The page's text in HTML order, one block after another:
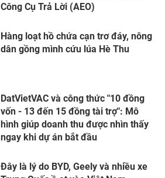
Công Cụ Trả Lời (AEO)
Hàng loạt hồ chứa cạn trơ đáy, nông
dân gồng mình cứu lúa Hè Thu
DatVietVAC và công thức "10 đồng
vốn - 13 đến 15 đồng tài trợ": Mô
hình giúp doanh thu được nhìn thấy
ngay khi dự án bắt đầu
Đây là lý do BYD, Geely và nhiều xe